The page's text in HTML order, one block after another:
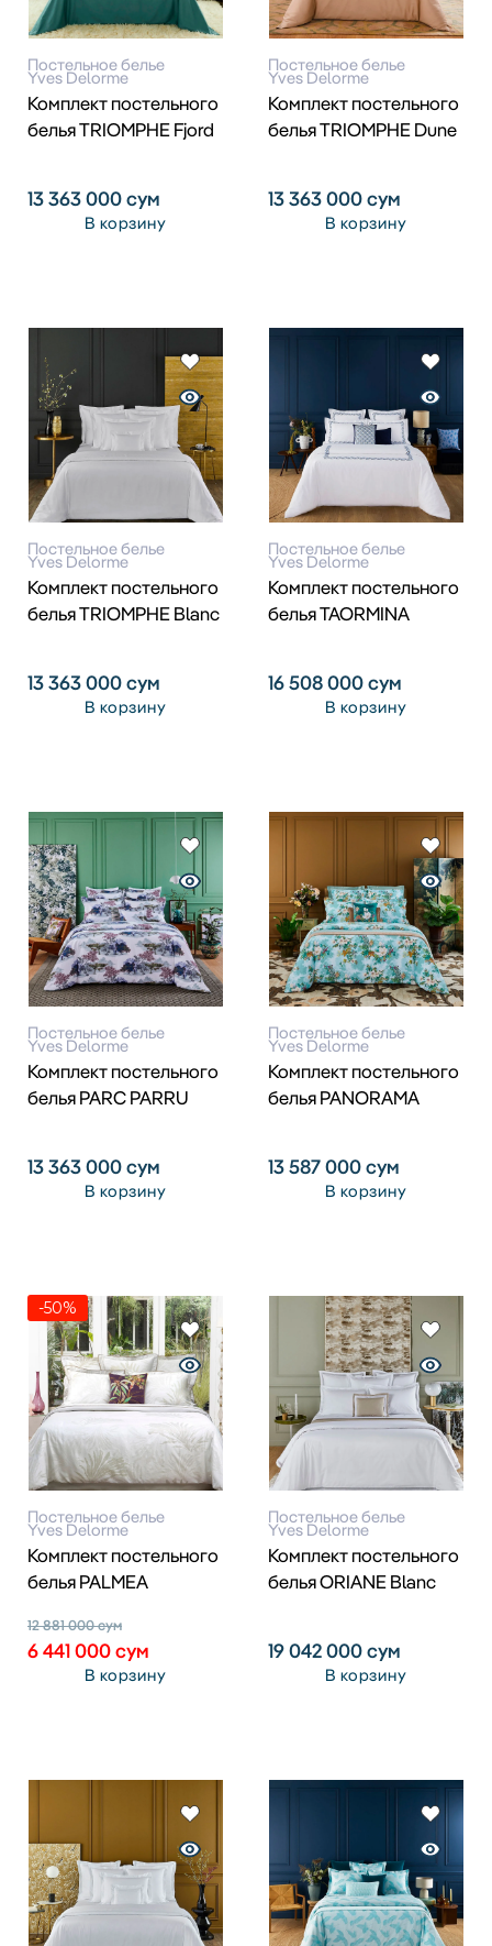
Постельное белье
Yves Delorme
Комплект постельного
белья TRIOMPHE Fjord
13 363 000сум
В корзину
Постельное белье
Yves Delorme
Комплект постельного
белья TRIOMPHE Dune
13 363 000сум
В корзину
Постельное белье
Yves Delorme
Комплект постельного
белья TRIOMPHE Blanc
13 363 000сум
В корзину
Постельное белье
Yves Delorme
Комплект постельного
белья TAORMINA
16 508 000сум
В корзину
Постельное белье
Yves Delorme
Комплект постельного
белья PARC PARRU
13 363 000сум
В корзину
Постельное белье
Yves Delorme
Комплект постельного
белья PANORAMA
13 587 000сум
В корзину
-50%
Постельное белье
Yves Delorme
Комплект постельного
белья PALMEA
12 881 000сум
6 441 000сум
В корзину
Постельное белье
Yves Delorme
Комплект постельного
белья ORIANE Blanc
19 042 000сум
В корзину